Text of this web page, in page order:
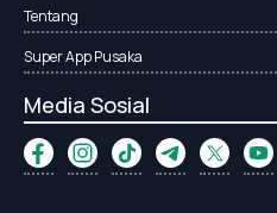
Tentang
Super App Pusaka
Media Sosial